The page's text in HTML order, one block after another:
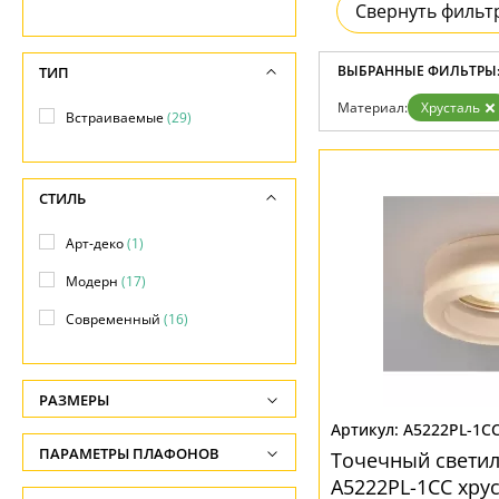
Гарантия
Возврат
Отзывы
Установка
Дизайнерам
Контакты
Свернуть
ВЫБРАННЫЕ ФИЛЬТРЫ:
Материал: Хрусталь
A5222PL-
Точечный
A5222PL-1CC
ТИП
Встраиваемые(29)
СТИЛЬ
Арт-деко(1)
Модерн (17)
Современный (16)
РАЗМЕРЫ
Высота, см
-
ПАРАМЕТРЫ ПЛАФОНОВ